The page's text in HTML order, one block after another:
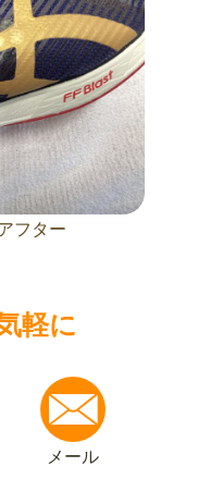
フター
軽に
メール